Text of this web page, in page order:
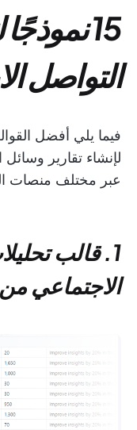
15
التواصل
فيما يلي أفضل
لإنشاء تقارير
عبر مختلف منصات
1. قالب
الاجتماعي من ClickUp